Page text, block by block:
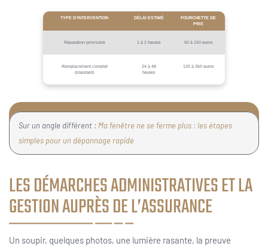
TYPE D’INTERVENTION DÉLAI ESTIMÉ
FOURCHETTE DE
PRIX
Réparation provisoire 1 à 2 heures 50 à 150 euros
Remplacement complet
(standard)
24 à 48
heures
120 à 350 euros
Sur un angle différent : Ma fenêtre ne se ferme plus : les étapes
simples pour un dépannage rapide
LES DÉMARCHES ADMINISTRATIVES ET LA
GESTION AUPRÈS DE L’ASSURANCE
Un soupir, quelques photos, une lumière rasante, la preuve